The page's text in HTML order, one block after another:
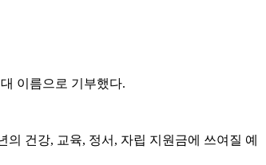
이름으로 기부했다.
건강, 교육, 정서, 자립 지원금에 쓰여질 예